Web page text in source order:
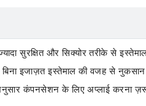
सुरक्षित और सिक्योर तरीके से
इजाज़त इस्तेमाल की वजह से
कंपनसेशन के लिए अप्लाई करना